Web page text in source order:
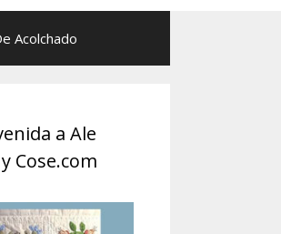
Acolchado
a Ale
Cose.com